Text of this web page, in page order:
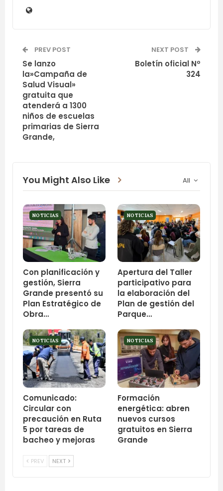
PREV POST
Se lanzo
la»Campaña de
Salud Visual»
gratuita que
atenderá a 1300
niños de escuelas
primarias de Sierra
Grande,
NEXT POST
Boletín oficial Nº
324
All
You Might Also Like
NOTICIAS
Con planificación y
gestión, Sierra
Grande presentó su
Plan Estratégico de
Obra…
NOTICIAS
Apertura del Taller
participativo para
la elaboración del
Plan de gestión del
Parque…
NOTICIAS
Comunicado:
Circular con
precaución en Ruta
5 por tareas de
bacheo y mejoras
NOTICIAS
Formación
energética: abren
nuevos cursos
gratuitos en Sierra
Grande
PREV NEXT